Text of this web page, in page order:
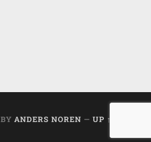
ANDERS NOREN — UP ↑